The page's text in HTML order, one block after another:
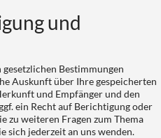
und
Bestimmungen
Auskunft über Ihre gespeicherten
und Empfänger und den
ein Recht auf Berichtigung oder
zu weiteren Fragen zum Thema
sich jederzeit an uns wenden.